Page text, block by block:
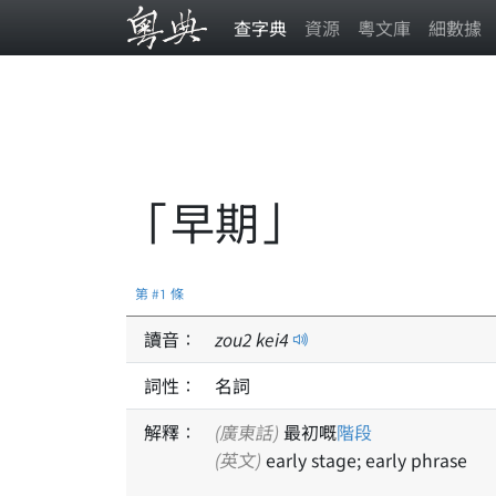
查字典 資源 粵文庫 細數據
「早期」
第 #1 條
讀音： zou2kei4
詞性：
名詞
解釋：
(廣東話) 最初嘅階段
(英文) early stage; early phrase